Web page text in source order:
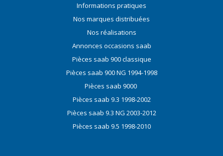
Informations pratiques
Nos marques distribuées
Nos réalisations
Annonces occasions saab
Pièces saab 900 classique
Pièces saab 900 NG 1994-1998
Pièces saab 9000
Pièces saab 9.3 1998-2002
Pièces saab 9.3 NG 2003-2012
Pièces saab 9.5 1998-2010